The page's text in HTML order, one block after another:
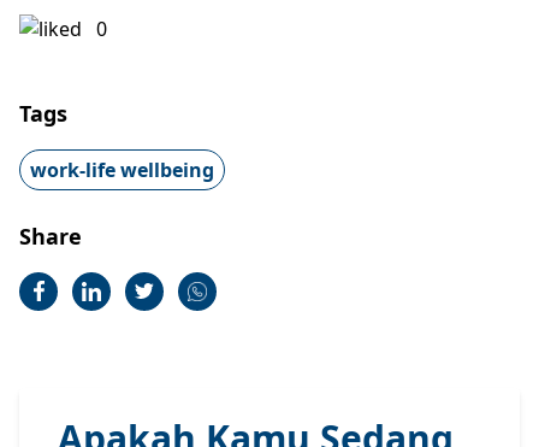
0
Tags
work-life wellbeing
Share